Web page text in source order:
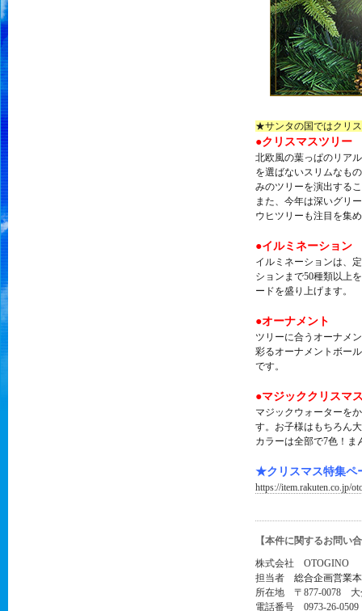
★サンタの国ではクリ
●クリスマスツリー
北欧風の葉っぱのリア
を選ばないスリムなも
みのツリーを演出する
また、今年は深いグリ
ウヒツリーも注目を集
●イルミネーション
イルミネーションは、
ションまで50種類以上
ードを盛り上げます。
●オーナメント
ツリーに合うオーナメ
彩るオーナメントボー
です。
●マジッククリスマ
マジックウォーターを
す。お子様はもちろん
カラーは全部で7色！
★クリスマス特集ペ
https://item.rakuten.co.jp/
【本件に関するお問い
株式会社 OTOGINO
担当者 総合企画営業
所在地 〒877-0078 大
電話番号 0973-26-0509